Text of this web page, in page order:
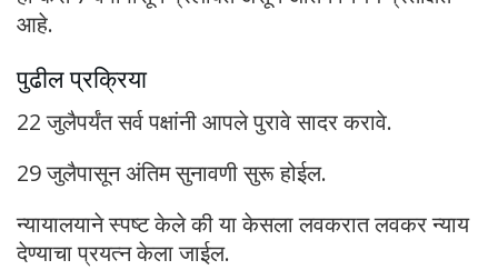
आहे.
पुढील प्रक्रिया
22 जुलैपर्यंत सर्व पक्षांनी आपले पुरावे सादर करावे.
29 जुलैपासून अंतिम सुनावणी सुरू होईल.
न्यायालयाने स्पष्ट केले की या केसला लवकरात लवकर न्याय
देण्याचा प्रयत्न केला जाईल.